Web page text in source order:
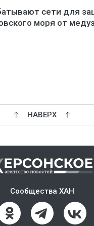
сети для
моря от медуз
НАВЕРХ
Сообщества ХАН